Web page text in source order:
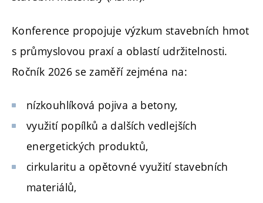
Konference propojuje výzkum stavebních hmot
s průmyslovou praxí a oblastí udržitelnosti.
Ročník 2026 se zaměří zejména na:
nízkouhlíková pojiva a betony,
využití popílků a dalších vedlejších
energetických produktů,
cirkularitu a opětovné využití stavebních
materiálů,